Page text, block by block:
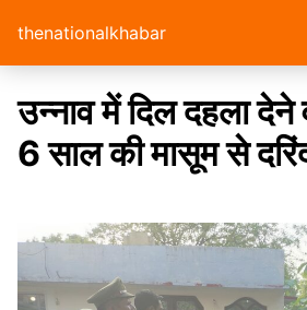
thenationalkhabar
उन्नाव में दिल दहला देने
6 साल की मासूम से